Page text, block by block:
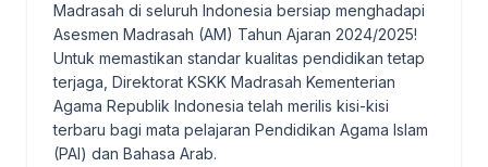
Madrasah di seluruh Indonesia bersiap menghadapi
Asesmen Madrasah (AM) Tahun Ajaran 2024/2025!
Untuk memastikan standar kualitas pendidikan tetap
terjaga, Direktorat KSKK Madrasah Kementerian
Agama Republik Indonesia telah merilis kisi-kisi
terbaru bagi mata pelajaran Pendidikan Agama Islam
(PAI) dan Bahasa Arab.